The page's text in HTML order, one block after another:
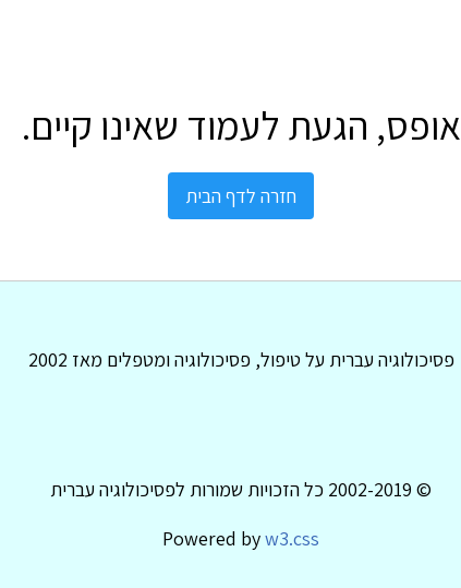
אופס, הגעת לעמוד שאינו קיים.
חזרה לדף הבית
פסיכולוגיה עברית על טיפול, פסיכולוגיה ומטפלים מאז 2002
© 2002-2019 כל הזכויות שמורות לפסיכולוגיה עברית
Powered byw3.css